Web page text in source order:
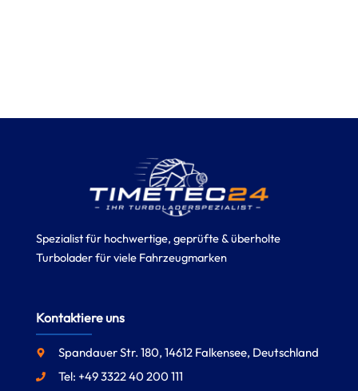
Spezialist für hochwertige, geprüfte & überholte
Turbolader für viele Fahrzeugmarken
Kontaktiere uns
Spandauer Str. 180, 14612 Falkensee, Deutschland
Tel: +49 3322 40 200 111